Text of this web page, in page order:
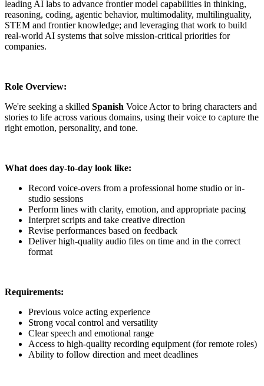
leading AI labs to advance frontier model capabilities in thinking,
reasoning, coding, agentic behavior, multimodality, multilinguality,
STEM and frontier knowledge; and leveraging that work to build
real-world AI systems that solve mission-critical priorities for
companies.
Role Overview:
We're seeking a skilled Spanish Voice Actor to bring characters and
stories to life across various domains, using their voice to capture the
right emotion, personality, and tone.
What does day-to-day look like:
Record voice-overs from a professional home studio or in-
studio sessions
Perform lines with clarity, emotion, and appropriate pacing
Interpret scripts and take creative direction
Revise performances based on feedback
Deliver high-quality audio files on time and in the correct
format
Requirements:
Previous voice acting experience
Strong vocal control and versatility
Clear speech and emotional range
Access to high-quality recording equipment (for remote roles)
Ability to follow direction and meet deadlines